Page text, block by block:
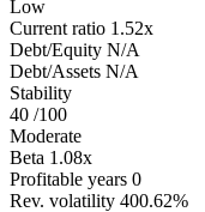
Low
Current ratio 1.52x
Debt/Equity N/A
Debt/Assets N/A
Stability
40 /100
Moderate
Beta 1.08x
Profitable years 0
Rev. volatility 400.62%